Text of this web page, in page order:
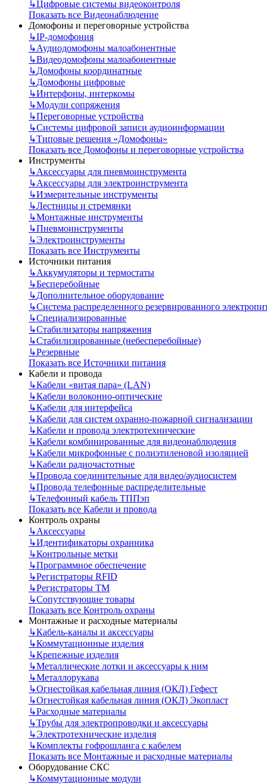
↳Цифровые системы видеоконтроля
Показать все Видеонаблюдение
Домофоны и переговорные устройства
↳IP-домофония
↳Аудиодомофоны малоабонентные
↳Видеодомофоны малоабонентные
↳Домофоны координатные
↳Домофоны цифровые
↳Интерфоны, интеркомы
↳Модули сопряжения
↳Переговорные устройства
↳Системы цифровой записи аудиоинформации
↳Типовые решения «Домофоны»
Показать все Домофоны и переговорные устройства
Инструменты
↳Аксессуары для пневмоинструмента
↳Аксессуары для электроинструмента
↳Измерительные инструменты
↳Лестницы и стремянки
↳Монтажные инструменты
↳Пневмоинструменты
↳Электроинструменты
Показать все Инструменты
Источники питания
↳Аккумуляторы и термостаты
↳Бесперебойные
↳Дополнительное оборудование
↳Система распределенного резервированного
↳Специализированные
↳Стабилизаторы напряжения
↳Стабилизированные (небесперебойные)
↳Резервные
Показать все Источники питания
Кабели и провода
↳Кабели «витая пара» (LAN)
↳Кабели волоконно-оптические
↳Кабели для интерфейса
↳Кабели для систем охранно-пожарной сигнализации
↳Кабели и провода электротехнические
↳Кабели комбинированные для видеонаблюдения
↳Кабели микрофонные с полиэтиленовой изоляцией
↳Кабели радиочастотные
↳Провода соединительные для видео/аудиосистем
↳Провода телефонные распределительные
↳Телефонный кабель ТППэп
Показать все Кабели и провода
Контроль охраны
↳Аксессуары
↳Идентификаторы охранника
↳Контрольные метки
↳Программное обеспечение
↳Регистраторы RFID
↳Регистраторы ТМ
↳Сопутствующие товары
Показать все Контроль охраны
Монтажные и расходные материалы
↳Кабель-каналы и аксессуары
↳Коммутационные изделия
↳Крепежные изделия
↳Металлические лотки и аксессуары к ним
↳Металлорукава
↳Огнестойкая кабельная линия (ОКЛ) Гефест
↳Огнестойкая кабельная линия (ОКЛ) Экопласт
↳Расходные материалы
↳Трубы для электропроводки и аксессуары
↳Электротехнические изделия
↳Комплекты гофрошланга с кабелем
Показать все Монтажные и расходные материалы
Оборудование СКС
↳Коммутационные модули